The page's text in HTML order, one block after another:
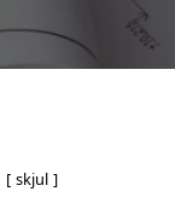
skjul